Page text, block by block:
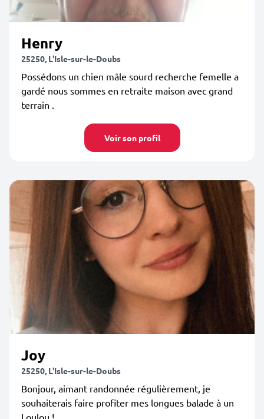
Henry
25250, L'Isle-sur-le-Doubs
Possédons un chien mâle sourd recherche femelle a
gardé nous sommes en retraite maison avec grand
terrain .
Voir son profil
Joy
25250, L'Isle-sur-le-Doubs
Bonjour, aimant randonnée régulièrement, je
souhaiterais faire profiter mes longues balade à un
Loulou !